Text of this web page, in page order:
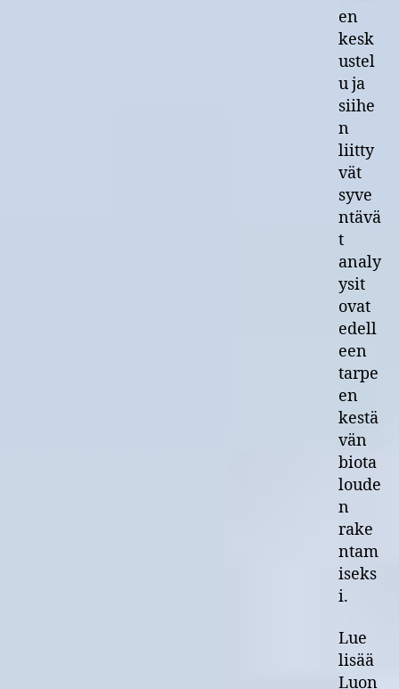
en
kesk
ustel
u ja
siihe
n
liitty
vät
syve
ntävä
t
analy
ysit
ovat
edell
een
tarpe
en
kestä
vän
biota
loude
n
rake
ntam
iseks
i.
Lue
lisää
Luon